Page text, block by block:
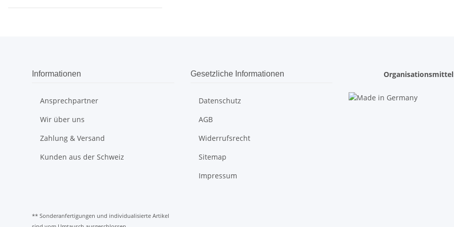
Informationen
Ansprechpartner
Wir über uns
Zahlung & Versand
Kunden aus der Schweiz
Gesetzliche Informationen
Datenschutz
AGB
Widerrufsrecht
Sitemap
Impressum
** Sonderanfertigungen und individualisierte Artikel